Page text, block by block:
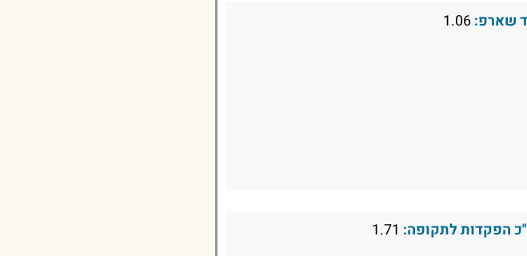
שארפ:1.06
הפקדות לתקופה: